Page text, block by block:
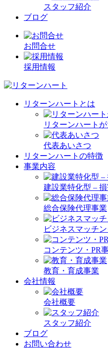
スタッフ紹介
ブログ
お問合せ
採用情報
リターンハートとは
リターンハート
代表あいさつ
リターンハートの特徴
事業内容
建設業特化型 –
総合保険代理事業
ビジネスマッチ
コンテンツ・PR
教育・育成事業
会社情報
会社概要
スタッフ紹介
ブログ
お問い合わせ